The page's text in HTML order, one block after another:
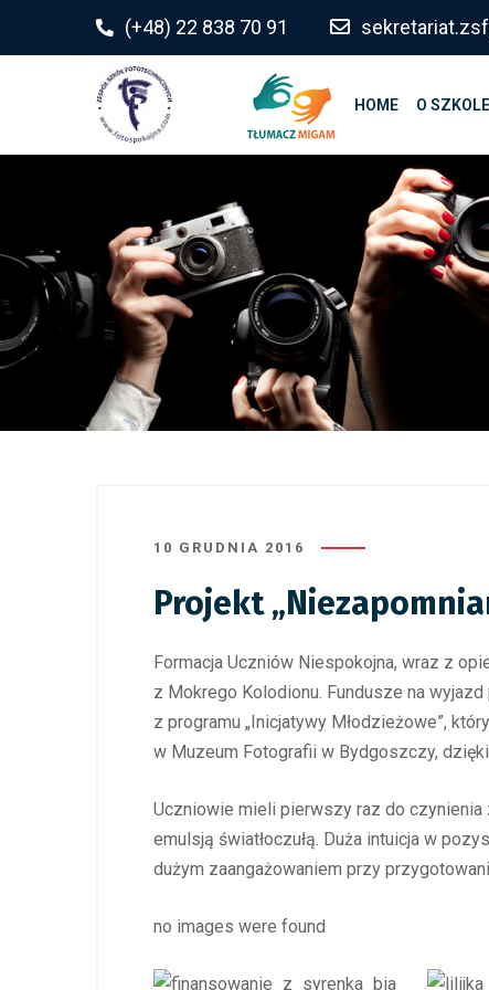
(+48) 22 838 70 91
HOME O SZKOLE
10 GRUDNIA 2016
Projekt
Formacja Uczniów Niespokojna, wraz z
z Mokrego Kolodionu. Fundusze na
z programu „Inicjatywy Młodzieżowe”,
w Muzeum Fotografii w Bydgoszczy,
Uczniowie mieli pierwszy raz do czynienia
emulsją światłoczułą. Duża intuicja w
dużym zaangażowaniem przy
no images were found